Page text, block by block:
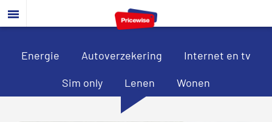
Door
naar
hoofd
Spring
naar
eerste
Spring
naar
voettekst
Energie Autoverzekering Internet en tv
Sim only Lenen Wonen